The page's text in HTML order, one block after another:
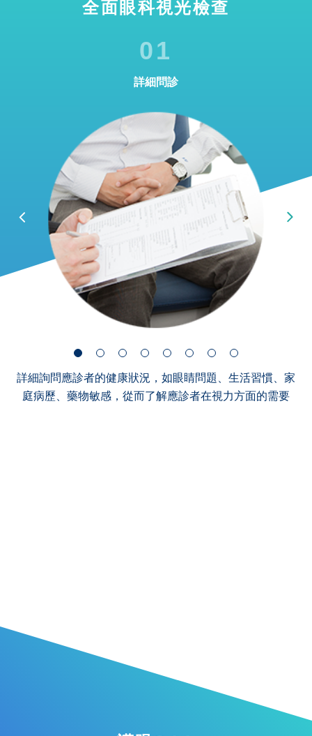
全面眼科視光檢查
01
詳細問診
詳細詢問應診者的健康狀況，如眼睛問題、生活習慣、家
庭病歷、藥物敏感，從而了解應診者在視力方面的需要